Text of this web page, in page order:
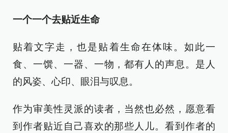
一个一个去贴近生命
贴着文字走，也是贴着生命在体味。如此一
食、一馔、一器、一物，都有人的声息。是人
的风姿、心印、眼泪与叹息。
作为审美性灵派的读者，当然也必然，愿意看
到作者贴近自己喜欢的那些人儿。看到作者的